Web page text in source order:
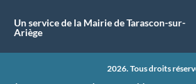
Un service de la Mairie de Tarascon-sur-
Ariège
2026. Tous droits